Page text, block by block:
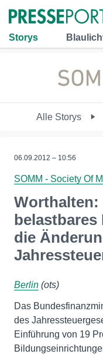
Storys
Alle Storys
06.09.2012 – 10:56
SOMM - Society Of
Worthalten:
belastbares
die
Berlin (ots)
Das
des
Einführung von 19